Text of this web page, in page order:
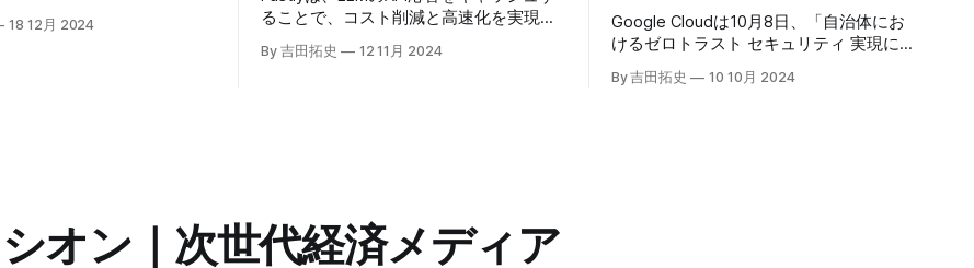
うな中、Google Cloudが新
Google Agentspaceは、い
18 12月 2024
ることで、コスト削減と高速化を実現す
る「Fastly AI Accelerator」の提供を開始
した。キップ・コンプトン最高プロダク
た。
By 吉田拓史 12 11月 2024
Google Cloudは10月8日、「自治体にお
けるゼロトラスト セキュリティ 実現に
向けて」と題した記者説明会を開催し、
自治体向けにゼロトラストセキュリティ
By 吉田拓史 10 10月 2024
オン｜次世代経済メディア